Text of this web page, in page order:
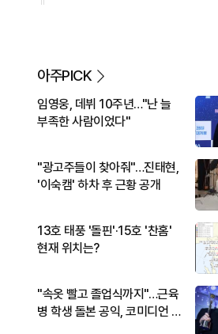
아주PICK
임영웅, 데뷔 10주년…"난 늘
부족한 사람이었다"
"광고주들이 찾아줘"…진태현,
'이숙캠' 하차 후 근황 공개
13호 태풍 '돌핀'·15호 '찬홈'
현재 위치는?
"속옷 빨고 졸업식까지"…근육
병 학생 돌본 공익, 코미디언 김